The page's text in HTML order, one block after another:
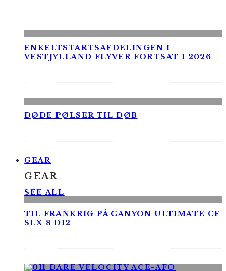
ENKELTSTARTSAFDELINGEN I
VESTJYLLAND FLYVER FORTSAT I 2026
DØDE PØLSER TIL DØB
GEAR
GEAR
SEE ALL
TIL FRANKRIG PÅ CANYON ULTIMATE CF
SLX 8 DI2